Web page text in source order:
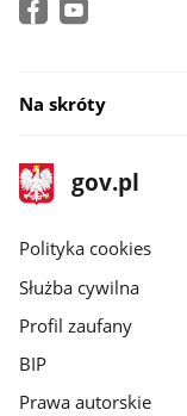
Na skróty
stopka
gov.pl
Strona
gov.pl
gov.pl
Polityka cookies
Służba cywilna
Profil zaufany
BIP
Prawa autorskie